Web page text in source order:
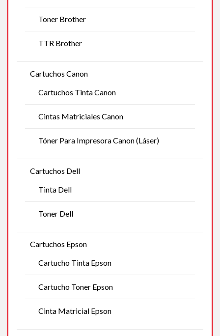
Toner Brother
TTR Brother
Cartuchos Canon
Cartuchos Tinta Canon
Cintas Matriciales Canon
Tóner Para Impresora Canon (Láser)
Cartuchos Dell
Tinta Dell
Toner Dell
Cartuchos Epson
Cartucho Tinta Epson
Cartucho Toner Epson
Cinta Matricial Epson